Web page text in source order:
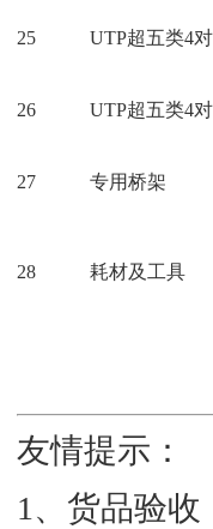
25 UTP超五类4
26 UTP超五类4
27 专用桥架
28 耗材及工具
友情提示：
1、货品验